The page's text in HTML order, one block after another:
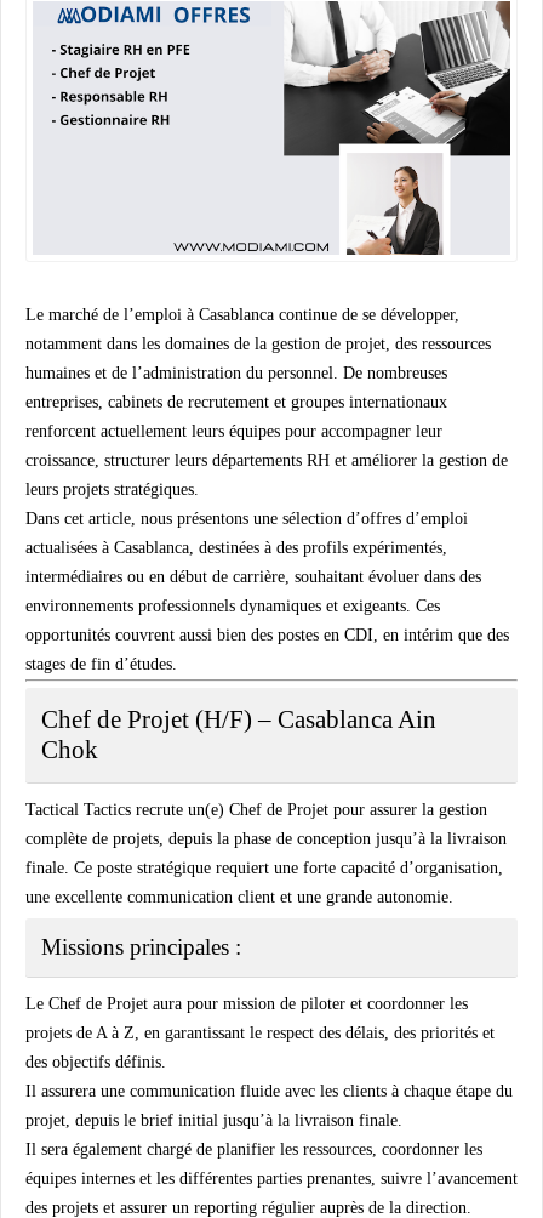
Le marché de l’emploi à Casablanca continue de se développer,
notamment dans les domaines de la gestion de projet , des ressources
humaines et de l’administration du personnel . De nombreuses
entreprises, cabinets de recrutement et groupes internationaux
renforcent actuellement leurs équipes pour accompagner leur
croissance, structurer leurs départements RH et améliorer la gestion de
leurs projets stratégiques.
Dans cet article, nous présentons une sélection d’offres d’emploi
actualisées à Casablanca, destinées à des profils expérimentés,
intermédiaires ou en début de carrière, souhaitant évoluer dans des
environnements professionnels dynamiques et exigeants. Ces
opportunités couvrent aussi bien des postes en CDI, en intérim que des
stages de fin d’études.
Chef de Projet (H/F) – Casablanca Ain
Chok
Tactical Tactics recrute un(e) Chef de Projet pour assurer la gestion
complète de projets, depuis la phase de conception jusqu’à la livraison
finale. Ce poste stratégique requiert une forte capacité d’organisation,
une excellente communication client et une grande autonomie.
Missions principales :
Le Chef de Projet aura pour mission de piloter et coordonner les
projets de A à Z, en garantissant le respect des délais, des priorités et
des objectifs définis.
Il assurera une communication fluide avec les clients à chaque étape du
projet, depuis le brief initial jusqu’à la livraison finale.
Il sera également chargé de planifier les ressources, coordonner les
équipes internes et les différentes parties prenantes, suivre l’avancement
des projets et assurer un reporting régulier auprès de la direction.